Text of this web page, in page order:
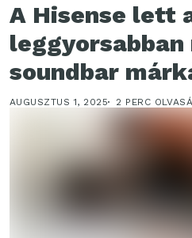
A Hisense lett
leggyorsabban
soundbar
AUGUSZTUS 1, 2025 2 PERC